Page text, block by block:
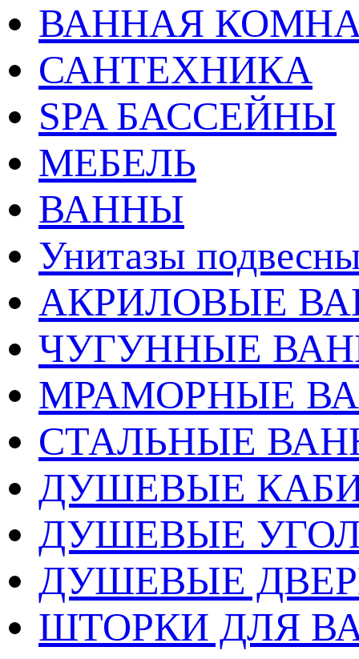
ВАННАЯ
САНТЕХНИКА
SPA БАССЕЙНЫ
МЕБЕЛЬ
ВАННЫ
Унитазы
АКРИЛОВЫЕ
ЧУГУННЫЕ
МРАМОРНЫЕ
СТАЛЬНЫЕ
ДУШЕВЫЕ
ДУШЕВЫЕ
ДУШЕВЫЕ
ШТОРКИ ДЛЯ